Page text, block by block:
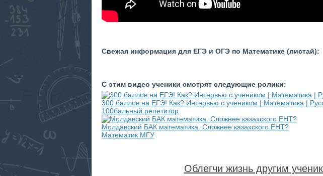
Свежая информация для ЕГЭ и ОГЭ по Математике (листай):
С этим видео ученики смотрят следующие ролики:
300 баллов на ЕГЭ! Как? Интервью с учеником | Математика |
100бальный репетитор
Молдавский БАК математика. Сложнее казахского ЕНТ?
Математик МГУ
Облегчи жизнь другим